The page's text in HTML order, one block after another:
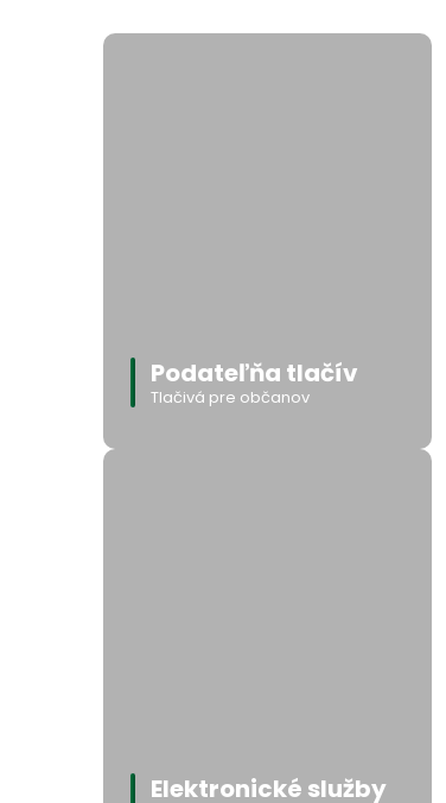
Podateľňa tlačív
Tlačivá pre občanov
Elektronické služby